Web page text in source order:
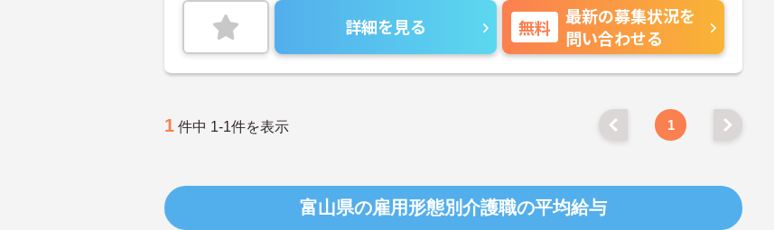
詳細を見る 無料
最新の募集状況を
問い合わせる
1 件中 1-1件を表示 1
富山県の雇用形態別介護職の平均給与